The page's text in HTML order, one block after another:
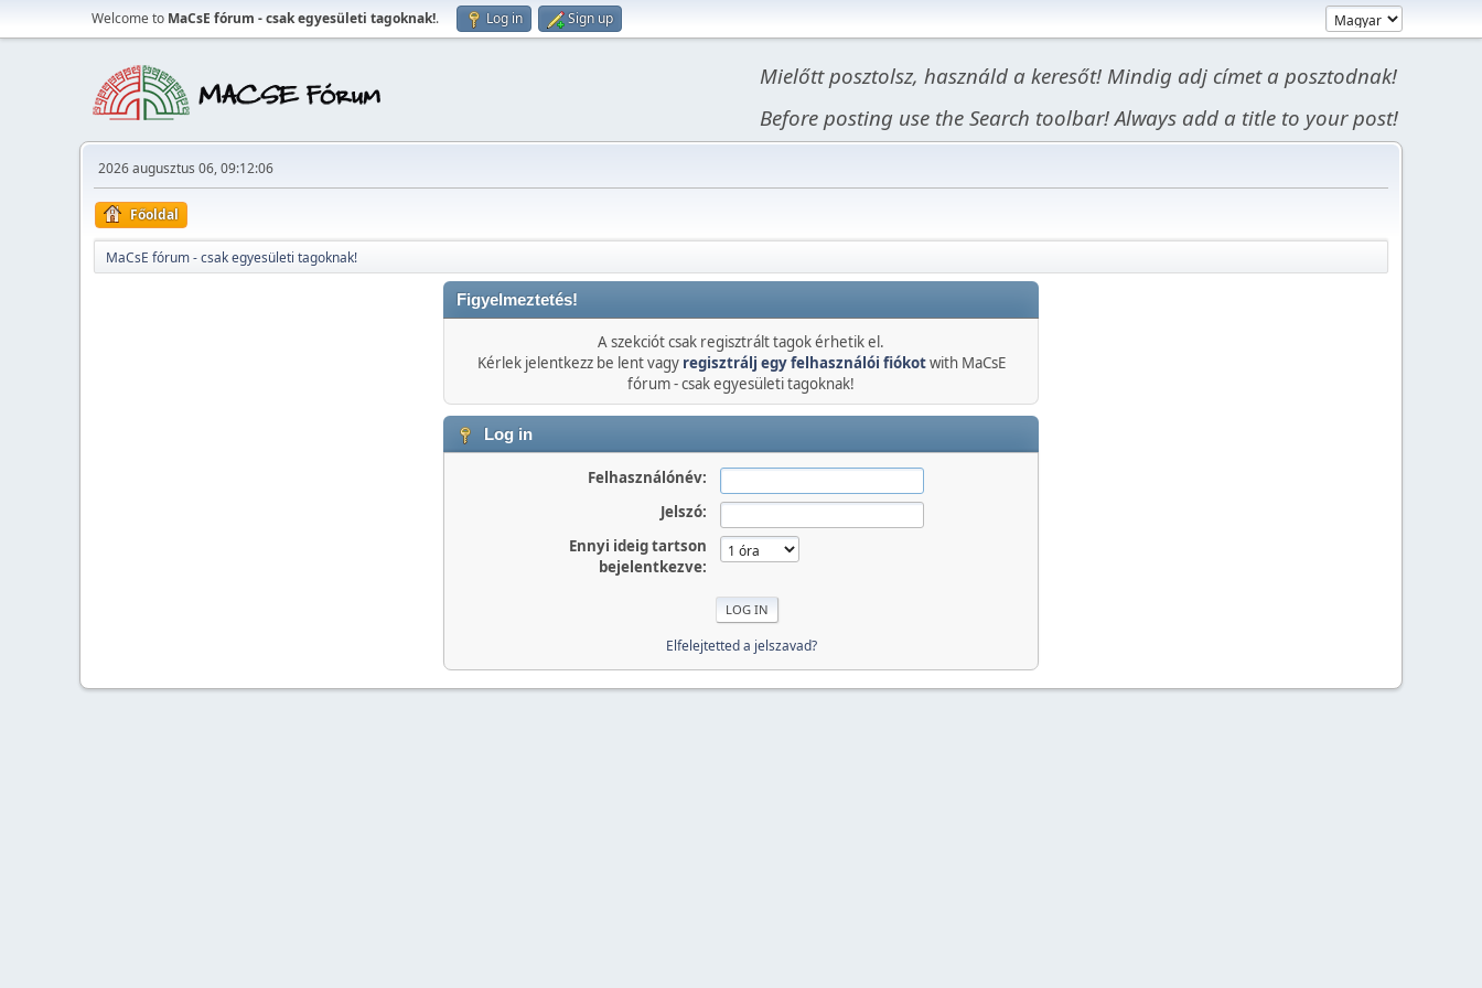
Welcome to MaCsE fórum - csak egyesületi tagoknak!. Log in Sign up
Mielőtt posztolsz, használd a keresőt! Mindig adj címet a posztodnak!
Before posting use the Search toolbar! Always add a title to your post!
2026 augusztus 06, 09:12:06
Főoldal
MaCsE fórum - csak egyesületi tagoknak!
Figyelmeztetés!
A szekciót csak regisztrált tagok érhetik el.
Kérlek jelentkezz be lent vagy regisztrálj egy felhasználói fiókotwith MaCsE
fórum - csak egyesületi tagoknak!
Log in
Felhasználónév:
Jelszó:
Ennyi ideig tartson
bejelentkezve:
Elfelejtetted a jelszavad?